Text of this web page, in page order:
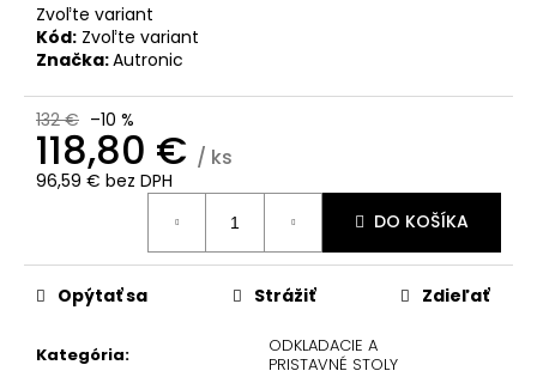
Zvoľte variant
Kód: Zvoľte variant
Značka:Autronic
132 € –10 %
118,80 € / ks
96,59 € bez DPH
DO KOŠÍKA
Kategória:
ODKLADACIE A
PRISTAVNÉ STOLY
Opýtať sa Strážiť Zdieľať